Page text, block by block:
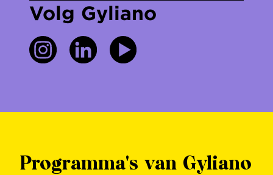
Volg Gyliano
Programma's van Gyliano